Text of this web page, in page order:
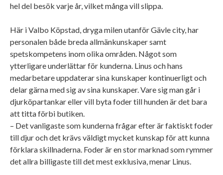
hel del besök varje år, vilket många vill slippa.
Här i Valbo Köpstad, dryga milen utanför Gävle city, har
personalen både breda allmänkunskaper samt
spetskompetens inom olika områden. Något som
ytterligare underlättar för kunderna. Linus och hans
medarbetare uppdaterar sina kunskaper kontinuerligt och
delar gärna med sig av sina kunskaper. Vare sig man går i
djurköpartankar eller vill byta foder till hunden är det bara
att titta förbi butiken.
– Det vanligaste som kunderna frågar efter är faktiskt foder
till djur och det krävs väldigt mycket kunskap för att kunna
förklara skillnaderna. Foder är en stor marknad som rymmer
det allra billigaste till det mest exklusiva, menar Linus.